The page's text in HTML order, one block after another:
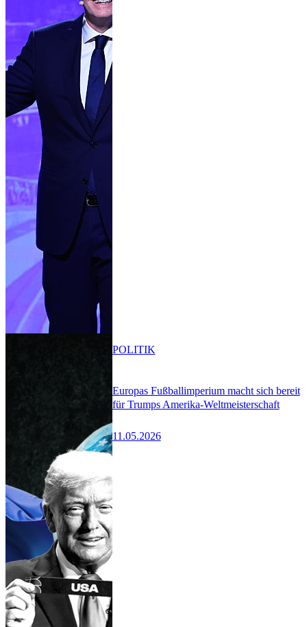
Europas Fußballimperium macht sich bereit
für Trumps Amerika-Weltmeisterschaft
11.05.2026
POLITIK